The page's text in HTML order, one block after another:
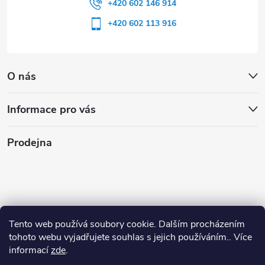
Tento web používá soubory cookie. Dalším procházením
tohoto webu vyjadřujete souhlas s jejich používáním.. Více
informacízde.
O nás
Informace pro vás
+420 602 146 914
+420 602 113 916
Prodejna